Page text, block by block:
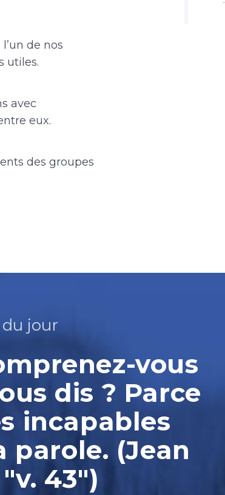
de nos
utiles.
avec
eux.
des groupes
du jour
vous
dis ? Parce
incapables
parole. (Jean
43")